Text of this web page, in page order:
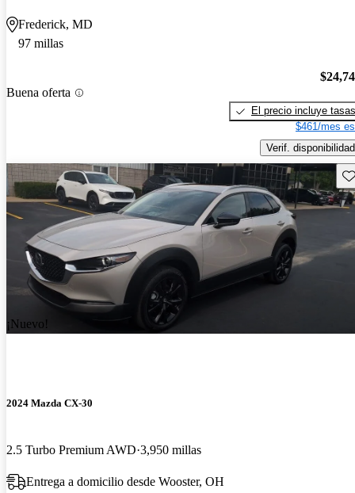
Frederick, MD
97 millas
Buena oferta
El precio incluye tasas
$461/mes
Verif. disponibilidad
¡Nuevo!
2024 Mazda CX-30
2.5 Turbo Premium AWD 3,950 millas
Entrega a domicilio desde Wooster, OH